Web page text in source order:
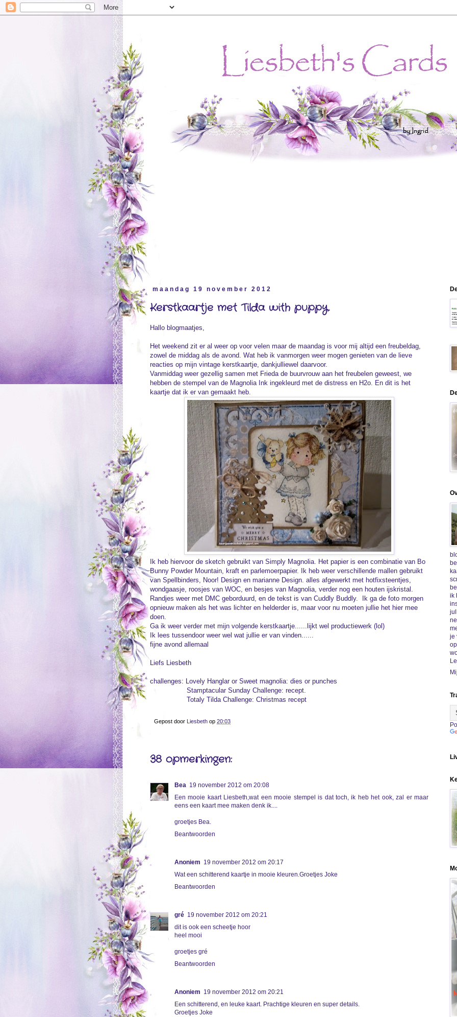
maandag 19 november 2012
Kerstkaartje met Tilda with puppy.
Hallo blogmaatjes,
Het weekend zit er al weer op voor velen maar de maandag is voor mij altijd een freubeldag,
zowel de middag als de avond. Wat heb ik vanmorgen weer mogen genieten van de lieve
reacties op mijn vintage kerstkaartje, dankjulliewel daarvoor.
Vanmiddag weer gezellig samen met Frieda de buurvrouw aan het freubelen geweest, we
hebben de stempel van de Magnolia Ink ingekleurd met de distress en H2o. En dit is het
kaartje dat ik er van gemaakt heb.
Ik heb hiervoor de sketch gebruikt van Simply Magnolia. Het papier is een combinatie van Bo
Bunny Powder Mountain, kraft en parlemoerpapier. Ik heb weer verschillende mallen gebruikt
van Spellbinders, Noor! Design en marianne Design. alles afgewerkt met hotfixsteentjes,
wondgaasje, roosjes van WOC, en besjes van Magnolia, verder nog een houten ijskristal.
Randjes weer met DMC geborduurd, en de tekst is van Cuddly Buddly. Ik ga de foto morgen
opnieuw maken als het was lichter en helderder is, maar voor nu moeten jullie het hier mee
doen.
Ga ik weer verder met mijn volgende kerstkaartje......lijkt wel productiewerk (lol)
Ik lees tussendoor weer wel wat jullie er van vinden......
fijne avond allemaal
Liefs Liesbeth
challenges: Lovely Hanglar or Sweet magnolia: dies or punches
Stamptacular Sunday Challenge: recept.
Totaly Tilda Challenge: Christmas recept
Gepost door Liesbeth op 20:03
38 opmerkingen:
Bea 19 november 2012 om 20:08
Een mooie kaart Liesbeth,wat een mooie stempel is dat toch, ik heb het ook, zal er maar
eens een kaart mee maken denk ik....
groetjes Bea.
Beantwoorden
Anoniem 19 november 2012 om 20:17
Wat een schitterend kaartje in mooie kleuren.Groetjes Joke
Beantwoorden
gré 19 november 2012 om 20:21
dit is ook een scheetje hoor
heel mooi
groetjes gré
Beantwoorden
Anoniem 19 november 2012 om 20:21
Een schitterend, en leuke kaart. Prachtige kleuren en super details.
Groetjes Joke
ik
je